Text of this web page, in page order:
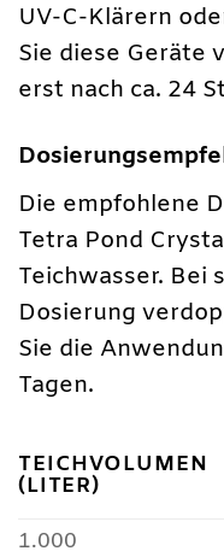
UV-C-Klärern
Sie diese Geräte
erst nach ca. 24
Die empfohlene
Tetra Pond
Teichwasser. Bei
Dosierung
Sie die
Tagen.
TEICHVOLUMEN
(LITER)
1.000